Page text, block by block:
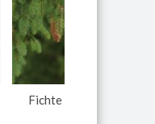
Fichte – Baum des